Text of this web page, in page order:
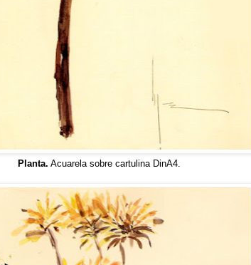
Planta. Acuarela sobre cartulina DinA4.